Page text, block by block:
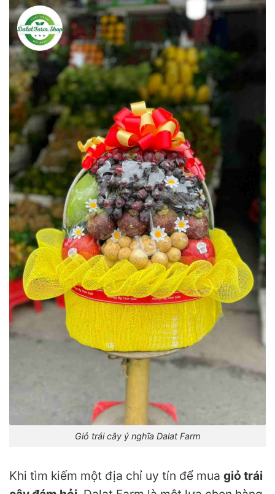
Giỏ trái cây ý nghĩa Dalat Farm
Khi tìm kiếm một địa chỉ uy tín để mua giỏ trái